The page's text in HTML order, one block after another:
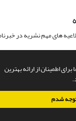
اطمینان از ارائه بهترین
شدم
های مهم نشریه در
علمی.طراحی و پیاده سازی